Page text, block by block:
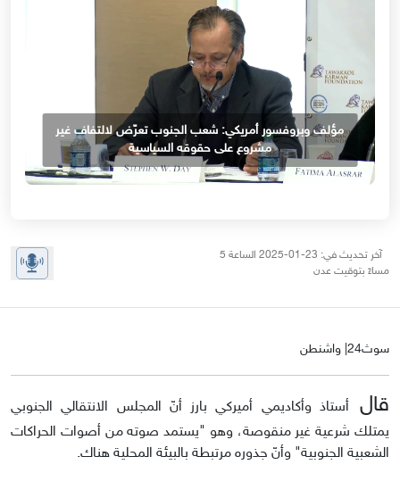
مؤلف وبروفسور أمريكي: شعب الجنوب تعرّض لالتفاف غير
مشروع على حقوقه السياسية
آخر تحديث في: 23-01-2025 الساعة 5
مساءً بتوقيت عدن
سوث24| واشنطن
قالأستاذ وأكاديمي أميركي بارز أنّ المجلس الانتقالي الجنوبي
يمتلك شرعية غير منقوصة، وهو "يستمد صوته من أصوات الحراكات
الشعبية الجنوبية" وأنّ جذوره مرتبطة بالبيئة المحلية هناك.